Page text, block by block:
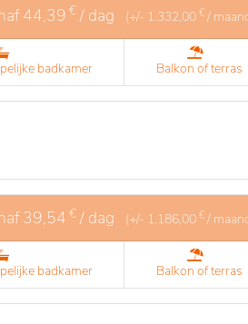
44,39 € / dag (+/- 1.332,00 € /
badkamer Balkon of terras
39,54 € / dag (+/- 1.186,00 € /
badkamer Balkon of terras